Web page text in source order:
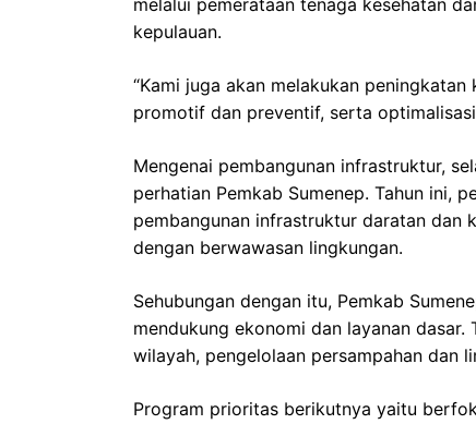
melalui pemerataan tenaga kesehatan
kepulauan.
“Kami juga akan melakukan
promotif dan preventif, serta optimalisasi
Mengenai pembangunan infrastruktur,
perhatian Pemkab Sumenep. Tahun ini,
pembangunan infrastruktur daratan dan
dengan berwawasan lingkungan.
Sehubungan dengan itu, Pemkab
mendukung ekonomi dan layanan
wilayah, pengelolaan persampahan dan
Program prioritas berikutnya yaitu